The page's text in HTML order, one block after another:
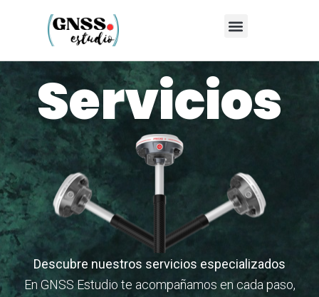
Servicios
Descubre nuestros servicios especializados
En GNSS Estudio te acompañamos en cada paso,